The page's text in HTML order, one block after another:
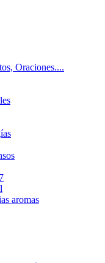
Oraciones....
aromas